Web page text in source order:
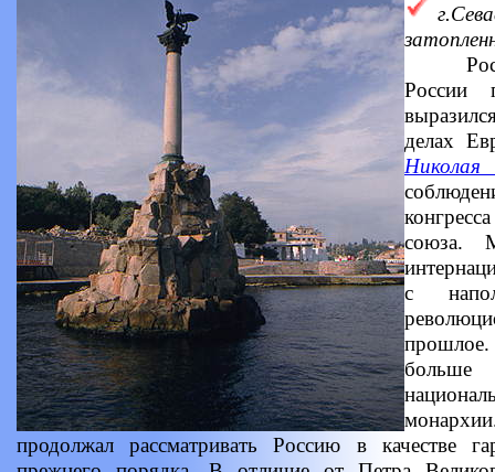
Рост
России
делах
союза.
с
больше
продолжал рассматривать Россию в качестве